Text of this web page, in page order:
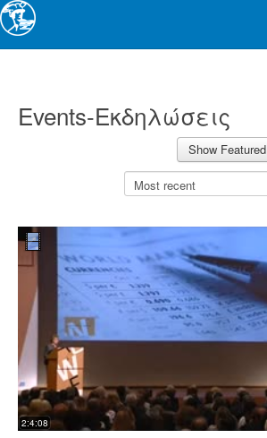
Events-Εκδηλώσεις
Show Featured
2:4:08